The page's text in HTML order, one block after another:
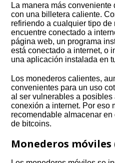
La manera más
con una billetera caliente.
refiriendo a cualquier tipo
encuentre conectado a
página web, un programa
está conectado a internet, o
una aplicación instalada en
Los monederos calientes,
convenientes para un uso
al ser vulnerables a posibles
conexión a internet. Por eso
recomendable almacenar
de bitcoins.
Monederos móviles